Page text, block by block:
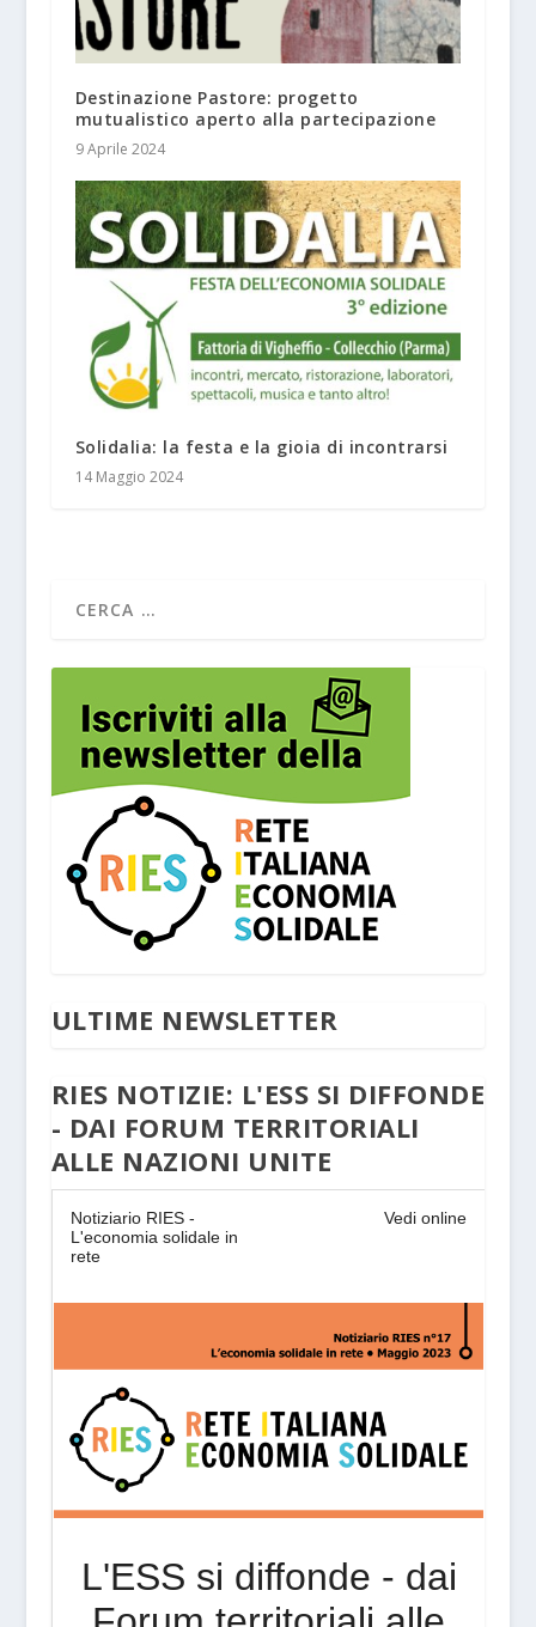
Destinazione Pastore: progetto
mutualistico aperto alla partecipazione
9 Aprile 2024
Solidalia: la festa e la gioia di incontrarsi
14 Maggio 2024
ULTIME NEWSLETTER
RIES NOTIZIE: L'ESS SI DIFFONDE
- DAI FORUM TERRITORIALI
ALLE NAZIONI UNITE